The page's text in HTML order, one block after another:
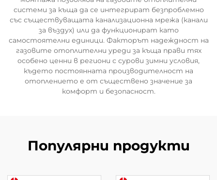
системи за къща да се интегрират безпроблемно
със съществуващата канализационна мрежа (канали
за въздух) или да функционират като
самостоятелни единици. Факторът надеждност на
газовите отоплителни уреди за къща прави тях
особено ценни в региони с сурови зимни условия,
където постоянната производителност на
отоплението е от съществено значение за
комфорт и безопасност.
Популярни продукти